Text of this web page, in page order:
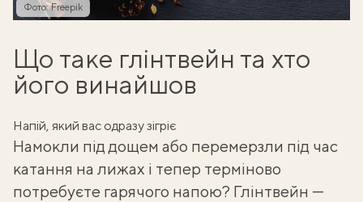
Фото: Freepik
Що таке глінтвейн та хто
його винайшов
Напій, який вас одразу зігріє
Намокли під дощем або перемерзли під час
катання на лижах і тепер терміново
потребуєте гарячого напою? Глінтвейн —